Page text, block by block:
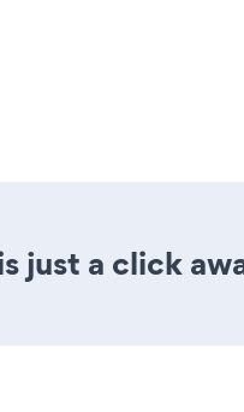
just a click